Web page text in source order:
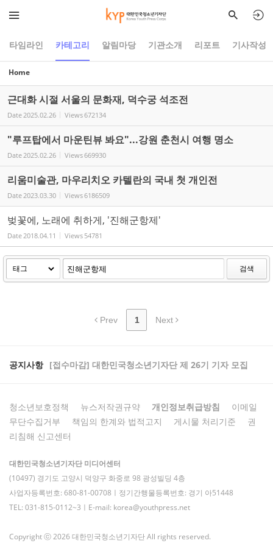
타임라인 카테고리 알림마당 기관소개 리포트 기사작성
Home
근대화 시절 서울의 문화재, 덕수궁 석조전
Date2025.02.26 Views672134
"루프탑에서 마운틴뷰 봐요"...강원 춘천시 여행 명소
Date2025.02.26 Views669930
리움미술관, 마우리치오 카텔란의 국내 첫 개인전
Date2023.03.30 Views6186509
벚꽃에, 노래에 취하게, '진해군항제'
Date2018.04.11 Views 54781
검색
Prev 1 Next
공지사항 [접수마감] 대한민국청소년기자단 제 26기 기자 모집
청소년보호정책 뉴스저작권규약 개인정보취급방침
이메일
무단수집거부
책임의 한계와 법적고지 게시물 처리기준
권
리침해 신고센터
대한민국청소년기자단 미디어센터
(10497) 경기도 고양시 덕양구 화중로 98 광성빌딩 4층
사업자등록번호: 680-81-00708ㅣ정기간행물등록번호: 경기 아51448
TEL: 031-815-0112~3ㅣE-mail: korea@youthpress.net
Copyright ⓒ 2026 대한민국청소년기자단 All rights reserved.
Sketchbook5, 스케치북5